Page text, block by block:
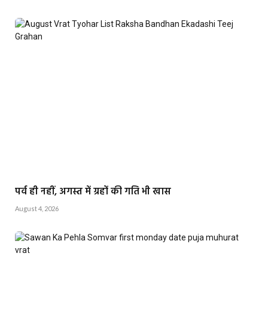
पर्व ही नहीं, अगस्त में ग्रहों की गति भी खास
August 4, 2026